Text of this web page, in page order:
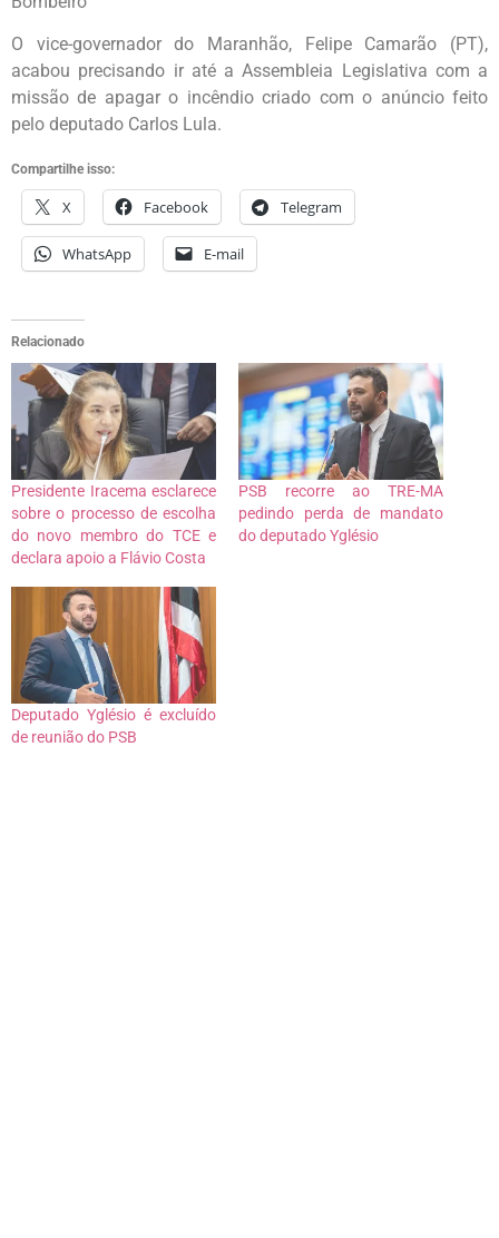
O vice-governador do Maranhão, Felipe Camarão (PT),
acabou precisando ir até a Assembleia Legislativa com a
missão de apagar o incêndio criado com o anúncio feito
pelo deputado Carlos Lula.
Compartilhe isso:
X Facebook Telegram
WhatsApp E-mail
Relacionado
Presidente Iracema esclarece
sobre o processo de escolha
do novo membro do TCE e
declara apoio a Flávio Costa
PSB recorre ao TRE-MA
pedindo perda de mandato
do deputado Yglésio
Deputado Yglésio é excluído
de reunião do PSB